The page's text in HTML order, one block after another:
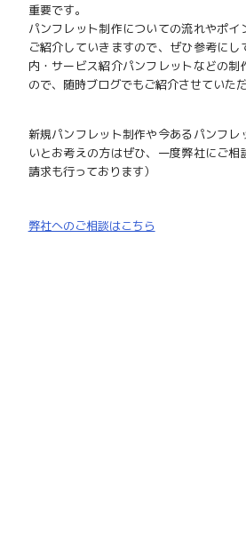
重要です。
パンフレット制作についての流れやポイ
ご紹介していきますので、ぜひ参考にし
内・サービス紹介パンフレットなどの制
ので、随時ブログでもご紹介させていた
新規パンフレット制作や今あるパンフレ
いとお考えの方はぜひ、一度弊社にご相
請求も行っております）
弊社へのご相談はこちら